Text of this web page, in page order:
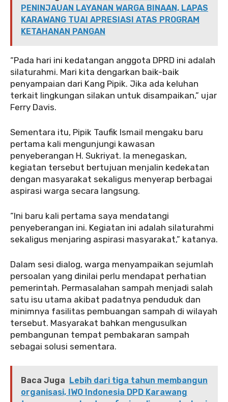
PENINJAUAN LAYANAN WARGA BINAAN, LAPAS
KARAWANG TUAI APRESIASI ATAS PROGRAM
KETAHANAN PANGAN
‎‎“Pada hari ini kedatangan anggota DPRD ini adalah
silaturahmi. Mari kita dengarkan baik-baik
penyampaian dari Kang Pipik. Jika ada keluhan
terkait lingkungan silakan untuk disampaikan,” ujar
Ferry Davis.
‎‎Sementara itu, Pipik Taufik Ismail mengaku baru
pertama kali mengunjungi kawasan
penyeberangan H. Sukriyat. Ia menegaskan,
kegiatan tersebut bertujuan menjalin kedekatan
dengan masyarakat sekaligus menyerap berbagai
aspirasi warga secara langsung.
‎‎“Ini baru kali pertama saya mendatangi
penyeberangan ini. Kegiatan ini adalah silaturahmi
sekaligus menjaring aspirasi masyarakat,” katanya.
‎‎Dalam sesi dialog, warga menyampaikan sejumlah
persoalan yang dinilai perlu mendapat perhatian
pemerintah. Permasalahan sampah menjadi salah
satu isu utama akibat padatnya penduduk dan
minimnya fasilitas pembuangan sampah di wilayah
tersebut. Masyarakat bahkan mengusulkan
pembangunan tempat pembakaran sampah
sebagai solusi sementara.
Baca Juga Lebih dari tiga tahun membangun
organisasi, IWO Indonesia DPD Karawang